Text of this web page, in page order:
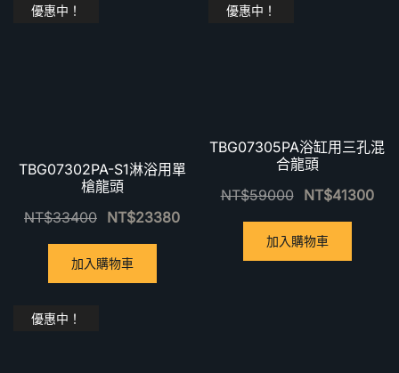
優惠中！
TBG07302PA-S1淋浴用單
槍龍頭
NT$33400 NT$23380
加入購物車
優惠中！
TBG07305PA浴缸用三孔混
合龍頭
NT$59000 NT$41300
加入購物車
優惠中！